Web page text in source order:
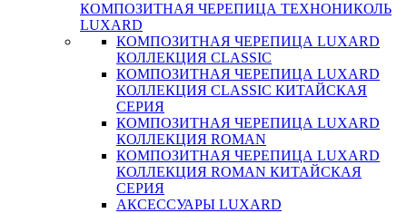
КОМПОЗИТНАЯ ЧЕРЕПИЦА ТЕХНОНИКОЛЬ
LUXARD
КОМПОЗИТНАЯ ЧЕРЕПИЦА LUXARD
КОЛЛЕКЦИЯ CLASSIC
КОМПОЗИТНАЯ ЧЕРЕПИЦА LUXARD
КОЛЛЕКЦИЯ CLASSIC КИТАЙСКАЯ
СЕРИЯ
КОМПОЗИТНАЯ ЧЕРЕПИЦА LUXARD
КОЛЛЕКЦИЯ ROMAN
КОМПОЗИТНАЯ ЧЕРЕПИЦА LUXARD
КОЛЛЕКЦИЯ ROMAN КИТАЙСКАЯ
СЕРИЯ
АКСЕССУАРЫ LUXARD